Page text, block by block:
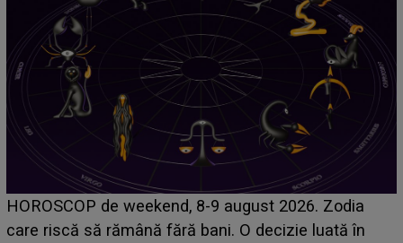
Emanuel a ținut ACEST DETALIU ASCUNS până
acum! În fața Alexandrei, concurentul din Casa Iubirii